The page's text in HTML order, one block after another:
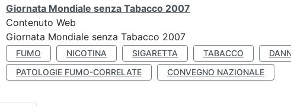
Giornata Mondiale senza Tabacco 2007
Contenuto Web
Giornata Mondiale senza Tabacco 2007
FUMO NICOTINA SIGARETTA TABACCO
PATOLOGIE FUMO-CORRELATE
CONVEGNO NAZIONALE